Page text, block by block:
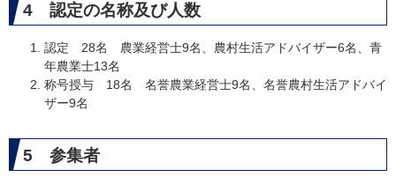
4 認定の名称及び人数
認定 28名 農業経営士9名、農村生活アドバイザー6名、青
年農業士13名
称号授与 18名 名誉農業経営士9名、名誉農村生活アドバイ
ザー9名
5 参集者